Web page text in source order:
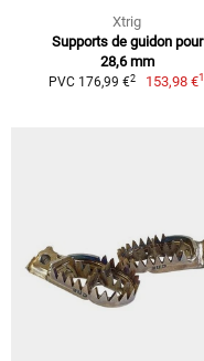
Xtrig
Supports de guidon pour
28,6 mm
PVC 176,99 €2 153,98 €1